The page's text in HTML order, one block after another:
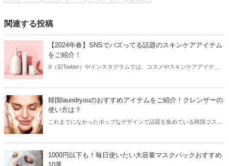
関連する投稿
【2024年春】SNSでバズってる話題のスキンケアアイテム
をご紹介！
X（旧Twitter）やインスタグラムでは、コスメやスキンケアアイテム
SNSをチェックしているはず！そこで今回はSNSでバズってる話題の
スキンケアアイテムをご紹介します。
韓国laundryouのおすすめアイテムをご紹介！クレンザーの
使い方は？
これまでになかったポップなデザインで話題を集めている韓国コスメ
laundryouのおすすめアイテムと共に日本で購入できる場所をご紹介し
ます。
1000円以下も！毎日使いたい大容量マスクパックおすすめ